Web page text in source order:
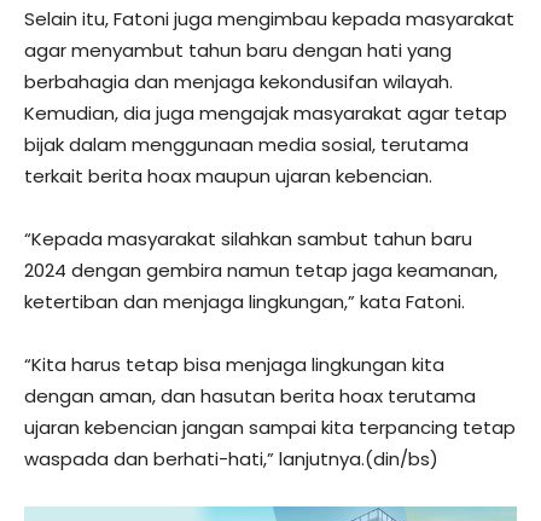
Selain itu, Fatoni juga mengimbau kepada masyarakat
agar menyambut tahun baru dengan hati yang
berbahagia dan menjaga kekondusifan wilayah.
Kemudian, dia juga mengajak masyarakat agar tetap
bijak dalam menggunaan media sosial, terutama
terkait berita hoax maupun ujaran kebencian.
“Kepada masyarakat silahkan sambut tahun baru
2024 dengan gembira namun tetap jaga keamanan,
ketertiban dan menjaga lingkungan,” kata Fatoni.
“Kita harus tetap bisa menjaga lingkungan kita
dengan aman, dan hasutan berita hoax terutama
ujaran kebencian jangan sampai kita terpancing tetap
waspada dan berhati-hati,” lanjutnya.(din/bs)